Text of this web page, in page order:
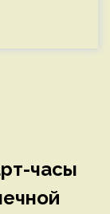
часы